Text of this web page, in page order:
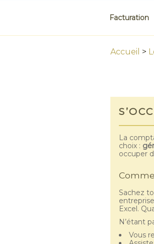
Facturation
Accueil >
La
choix :
occuper
Sachez
Excel.
N’étant
Vous